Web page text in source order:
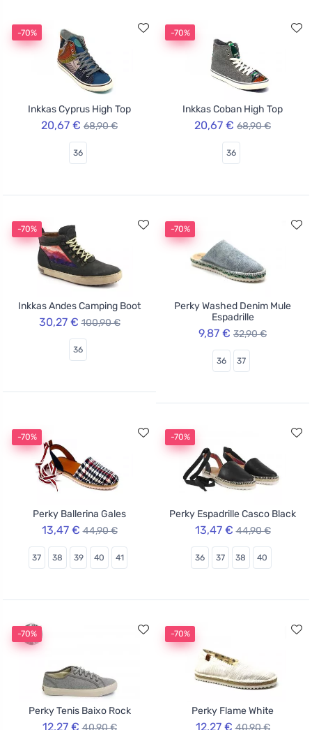
-70%
Inkkas Cyprus High Top
20,67 € 68,90 €
36
-70%
Inkkas Coban High Top
20,67 € 68,90 €
36
-70%
Inkkas Andes Camping Boot
30,27 € 100,90 €
36
-70%
Perky Washed Denim Mule
Espadrille
9,87 € 32,90 €
36 37
-70%
Perky Ballerina Gales
13,47 € 44,90 €
37 38 39 40 41
-70%
Perky Espadrille Casco Black
13,47 € 44,90 €
36 37 38 40
-70%
Perky Tenis Baixo Rock
12,27 € 40,90 €
-70%
Perky Flame White
12,27 € 40,90 €